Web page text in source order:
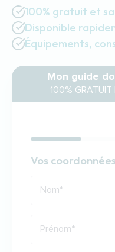
100% gratuit et
Disponible
Équipements,
Mon guide
100%
Vos coordonnées
Nom*
Prénom*